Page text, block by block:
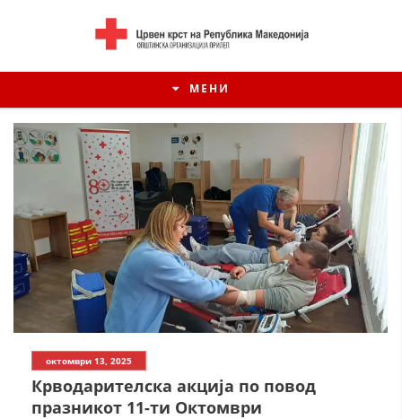
МЕНИ
ИСТОРИЈАТ НА ЦКРСМ
ИСТОРИЈАТ НА ДВИЖЕЊЕТО
СТРУКТУРА НА ОРГАНИЗАЦИЈАТА
октомври 13, 2025
Крводарителска акција по повод
празникот 11-ти Октомври